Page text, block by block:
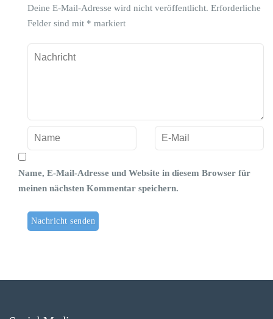
Deine E-Mail-Adresse wird nicht veröffentlicht. Erforderliche
Felder sind mit * markiert
Name, E-Mail-Adresse und Website in diesem Browser für
meinen nächsten Kommentar speichern.